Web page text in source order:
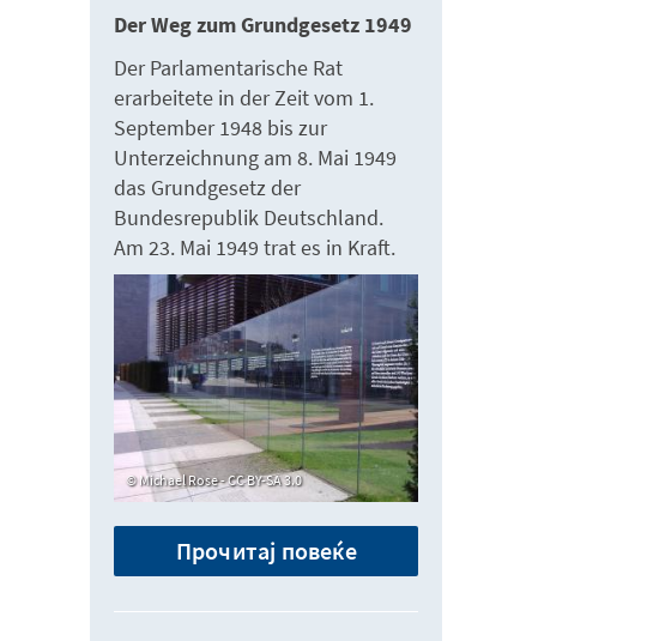
Der Weg zum Grundgesetz 1949
Der Parlamentarische Rat
erarbeitete in der Zeit vom 1.
September 1948 bis zur
Unterzeichnung am 8. Mai 1949
das Grundgesetz der
Bundesrepublik Deutschland.
Am 23. Mai 1949 trat es in Kraft.
Michael Rose - CC BY-SA 3.0
Прочитај повеќе